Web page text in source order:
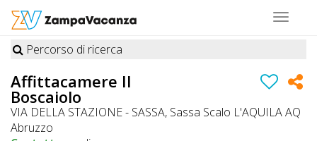
Toggle
STRUTTURE
A
DOG
Percorso di ricerca
Affittacamere Il
Boscaiolo
VIA DELLA STAZIONE - SASSA, Sassa Scalo L'AQUILA AQ
Abruzzo